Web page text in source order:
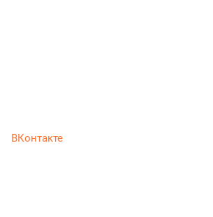
ВКонтакте